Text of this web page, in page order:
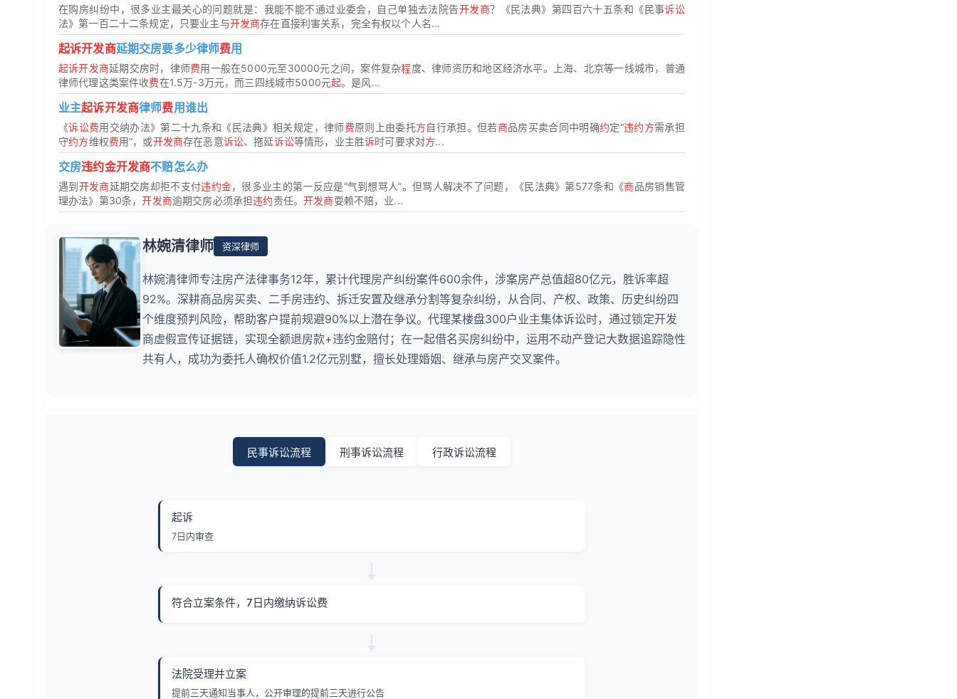
在购房纠纷中，很多业主最关心的问题就是：我能不能不通过业委会，自己单独去法院告开发商？《民法典》第四百六十五条和《民事诉讼
法》第一百二十二条规定，只要业主与开发商存在直接利害关系，完全有权以个人名...
起诉开发商延期交房要多少律师费用
起诉开发商延期交房时，律师费用一般在5000元至30000元之间，案件复杂程度、律师资历和地区经济水平。上海、北京等一线城市，普通
律师代理这类案件收费在1.5万-3万元，而三四线城市5000元起。是风...
业主起诉开发商律师费用谁出
《诉讼费用交纳办法》第二十九条和《民法典》相关规定，律师费原则上由委托方自行承担。但若商品房买卖合同中明确约定“违约方需承担
守约方维权费用”，或开发商存在恶意诉讼、拖延诉讼等情形，业主胜诉时可要求对方...
交房违约金开发商不赔怎么办
遇到开发商延期交房却拒不支付违约金，很多业主的第一反应是“气到想骂人”。但骂人解决不了问题，《民法典》第577条和《商品房销售管
理办法》第30条，开发商逾期交房必须承担违约责任。开发商耍赖不赔，业...
林婉清律师 资深律师
林婉清律师专注房产法律事务12年，累计代理房产纠纷案件600余件，涉案房产总值超80亿元，胜诉率超
92%。深耕商品房买卖、二手房违约、拆迁安置及继承分割等复杂纠纷，从合同、产权、政策、历史纠纷四
个维度预判风险，帮助客户提前规避90%以上潜在争议。代理某楼盘300户业主集体诉讼时，通过锁定开发
商虚假宣传证据链，实现全额退房款+违约金赔付；在一起借名买房纠纷中，运用不动产登记大数据追踪隐性
共有人，成功为委托人确权价值1.2亿元别墅，擅长处理婚姻、继承与房产交叉案件。
民事诉讼流程 刑事诉讼流程 行政诉讼流程
起诉
7日内审查
符合立案条件，7日内缴纳诉讼费
法院受理并立案
提前三天通知当事人，公开审理的提前三天进行公告